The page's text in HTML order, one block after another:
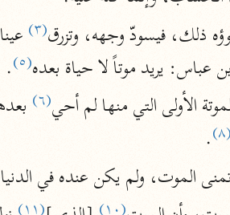
Type 2 or
عامّة
فتح البيان
صديق حسن خان (١٣٠٧ هـ)
فتح القدير
الشوكاني (١٢٥٠ هـ)
ذلك، فيسودّ وجهه، وتزرق(٣)
عباس: يريد موتاً لا حياة بعده(٥) .
الأولى التي منها لم أحي(٦)
(٨) .
الموت، ولم يكن عنده في